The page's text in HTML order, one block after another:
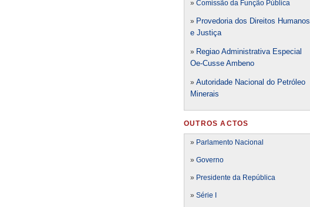
» Comissão da Função Pública
» Provedoria dos Direitos Humanos
e Justiça
» Regiao Administrativa Especial
Oe-Cusse Ambeno
» Autoridade Nacional do Petróleo
Minerais
OUTROS ACTOS
» Parlamento Nacional
» Governo
» Presidente da República
» Série I